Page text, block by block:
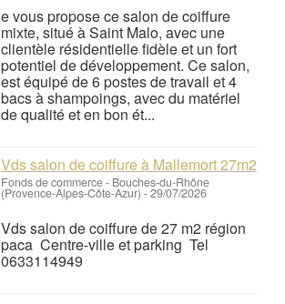
e vous propose ce salon de coiffure
mixte, situé à Saint Malo, avec une
clientèle résidentielle fidèle et un fort
potentiel de développement. Ce salon,
est équipé de 6 postes de travail et 4
bacs à shampoings, avec du matériel
de qualité et en bon ét...
Vds salon de coiffure à Mallemort 27m2
Fonds de commerce- Bouches-du-Rhône
(Provence-Alpes-Côte-Azur) -29/07/2026
Vds salon de coiffure de 27 m2 région
paca Centre-ville et parking Tel
0633114949